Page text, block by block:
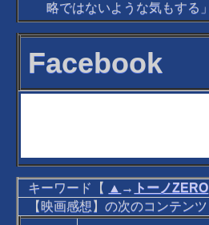
略ではないような気もする」
Facebook
キーワード【 ▲ → トーノZERO
【映画感想】の次のコンテンツ